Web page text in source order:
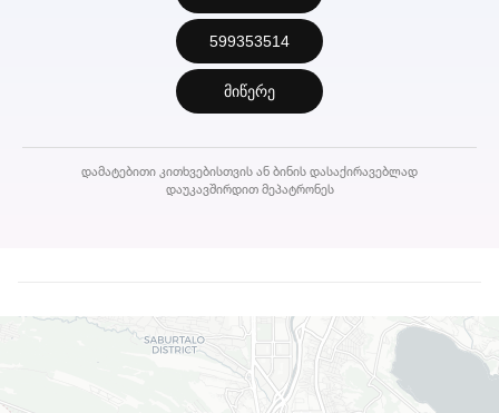
599353514
მიწერე
დამატებითი კითხვებისთვის ან ბინის დასაქირავებლად
დაუკავშირდით მეპატრონეს